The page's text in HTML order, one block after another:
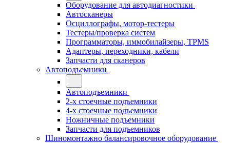
Оборудование для автодиагностики
Автосканеры
Осциллографы, мотор-тестеры
Тестеры/проверка систем
Программаторы, иммобилайзеры, TPMS
Адаптеры, переходники, кабели
Запчасти для сканеров
Автоподъемники
Автоподъемники
2-х стоечные подъемники
4-х стоечные подъемники
Ножничные подъемники
Запчасти для подъемников
Шиномонтажно балансировочное оборудование